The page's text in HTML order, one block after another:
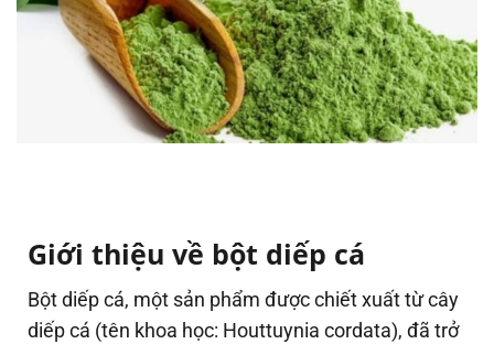
Giới thiệu về bột diếp cá
Bột diếp cá, một sản phẩm được chiết xuất từ cây
diếp cá (tên khoa học: Houttuynia cordata), đã trở